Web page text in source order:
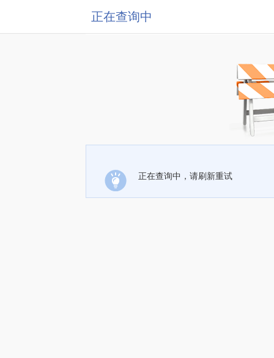
正在查询中
正在查询中，请刷新重试